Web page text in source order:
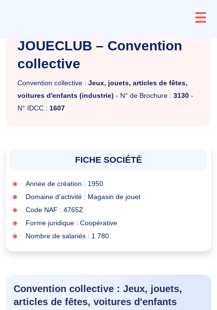
☰
JOUECLUB – Convention
collective
Convention collective : Jeux, jouets, articles de fêtes,
voitures d'enfants (industrie) - N° de Brochure : 3130 -
N° IDCC : 1607
FICHE SOCIÉTÉ
Année de création : 1950
Domaine d'activité : Magasin de jouet
Code NAF : 4765Z
Forme juridique : Coopérative
Nombre de salariés : 1 780
Convention collective : Jeux, jouets,
articles de fêtes, voitures d'enfants